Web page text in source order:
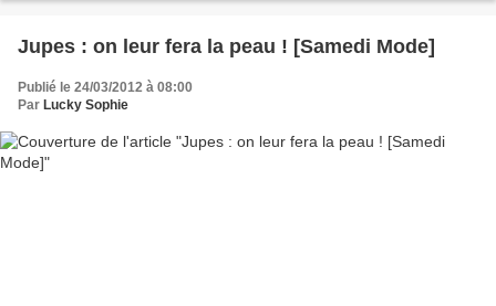
Jupes : on leur fera la peau ! [Samedi Mode]
Publié le 24/03/2012 à 08:00
Par Lucky Sophie